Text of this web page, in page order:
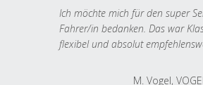
Ich möchte mich für den super
Fahrer/in bedanken. Das war
flexibel und absolut
M. Vogel,